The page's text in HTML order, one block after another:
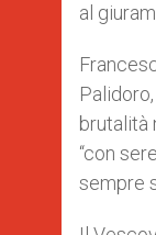
al
brutalità
“con
sempre